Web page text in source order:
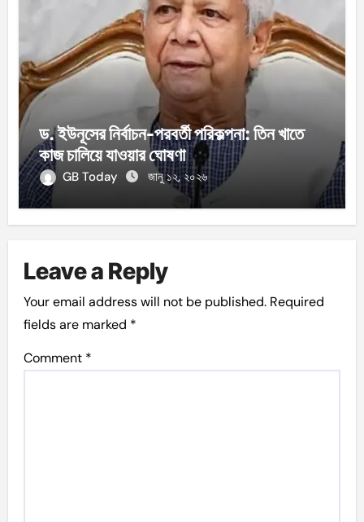
ড. ইউনূসের নির্বাচন-পরবর্তী পরিকল্পনা: তিন খাতে
কাজ চালিয়ে যাওয়ার ঘোষণা
GB Today জানু ১২, ২০২৬
Leave a Reply
Your email address will not be published. Required
fields are marked *
Comment *